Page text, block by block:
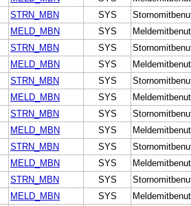
STRN_MBN SYS
MELD_MBN SYS
STRN_MBN SYS
MELD_MBN SYS
STRN_MBN SYS
MELD_MBN SYS
STRN_MBN SYS
MELD_MBN SYS
STRN_MBN SYS
MELD_MBN SYS
STRN_MBN SYS
MELD_MBN SYS